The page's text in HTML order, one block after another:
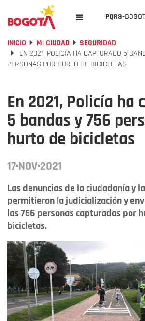
PQRS-
INICIO MI CIUDAD
SEGURIDAD
EN 2021, POLICÍA HA CAPTURADO 5
PERSONAS POR HURTO DE BICICLETAS
En 2021, Policía ha
5 bandas y 756
hurto de bicicletas
17·NOV·2021
Las denuncias de la ciudadanía y
permitieron la judicialización y
las 756 personas capturadas por
bicicletas.